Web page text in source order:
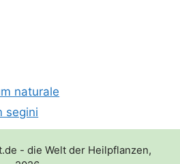
naturale
segini
- die Welt der Heilpflanzen,